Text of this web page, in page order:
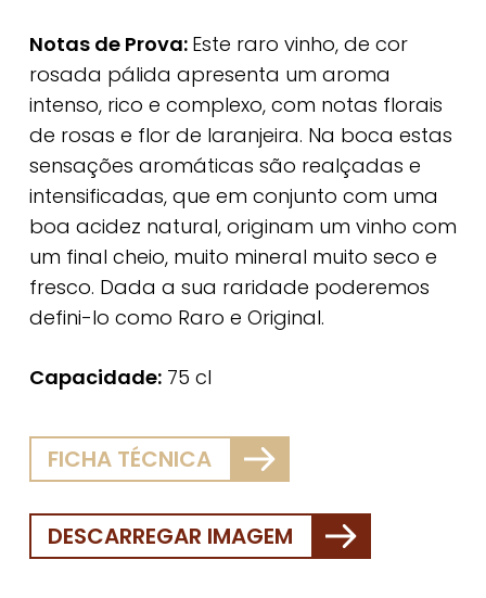
Notas de Prova: Este raro vinho, de cor
rosada pálida apresenta um aroma
intenso, rico e complexo, com notas florais
de rosas e flor de laranjeira. Na boca estas
sensações aromáticas são realçadas e
intensificadas, que em conjunto com uma
boa acidez natural, originam um vinho com
um final cheio, muito mineral muito seco e
fresco. Dada a sua raridade poderemos
defini-lo como Raro e Original.
Capacidade:75 cl
FICHA TÉCNICA
DESCARREGAR IMAGEM